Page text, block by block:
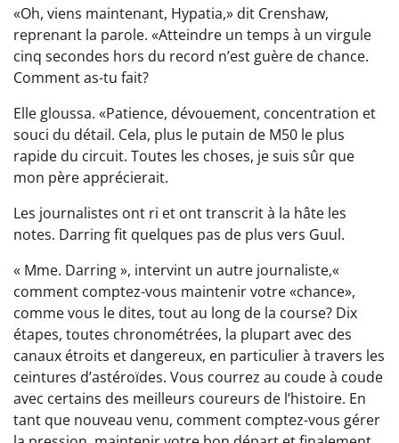
«Oh, viens maintenant, Hypatia,» dit Crenshaw,
reprenant la parole. «Atteindre un temps à un virgule
cinq secondes hors du record n’est guère de chance.
Comment as-tu fait?
Elle gloussa. «Patience, dévouement, concentration et
souci du détail. Cela, plus le putain de M50 le plus
rapide du circuit. Toutes les choses, je suis sûr que
mon père apprécierait.
Les journalistes ont ri et ont transcrit à la hâte les
notes. Darring fit quelques pas de plus vers Guul.
« Mme. Darring », intervint un autre journaliste,«
comment comptez-vous maintenir votre «chance»,
comme vous le dites, tout au long de la course? Dix
étapes, toutes chronométrées, la plupart avec des
canaux étroits et dangereux, en particulier à travers les
ceintures d’astéroïdes. Vous courrez au coude à coude
avec certains des meilleurs coureurs de l’histoire. En
tant que nouveau venu, comment comptez-vous gérer